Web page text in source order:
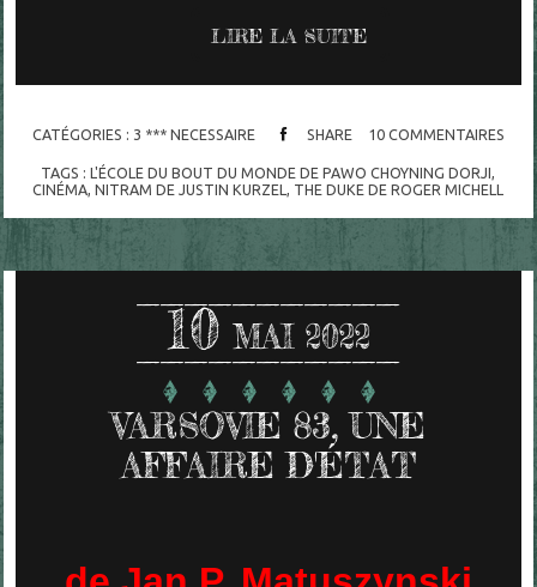
LIRE LA SUITE
CATÉGORIES : 3 *** NECESSAIRE SHARE 10 COMMENTAIRES
TAGS :L'ÉCOLE DU BOUT DU MONDE DE PAWO CHOYNING DORJI,
CINÉMA,NITRAM DE JUSTIN KURZEL, THE DUKE DE ROGER MICHELL
10 MAI 2022
VARSOVIE 83, UNE
AFFAIRE D'ÉTAT